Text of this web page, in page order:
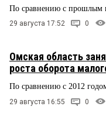
По сравнению с прошлым
29 августа 17:52 0
Омская область
роста оборота
По сравнению с 2012
29 августа 16:55 0